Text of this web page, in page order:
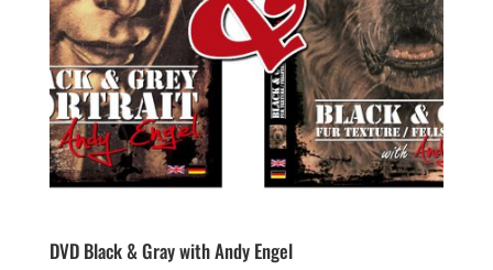
DVD Black & Gray with Andy Engel